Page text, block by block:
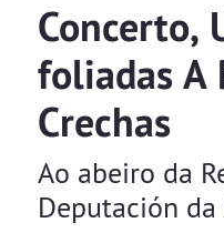
Concerto,
foliadas A
Crechas
Ao abeiro da
Deputación da